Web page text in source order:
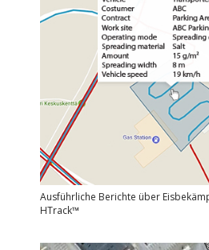
Ausführliche Berichte über
HTrack™